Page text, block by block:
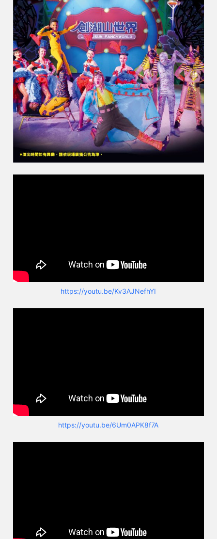
https://youtu.be/Kv3AJNefhYI
https://youtu.be/6Um0APK8f7A